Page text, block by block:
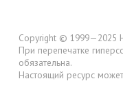
Copyright © 1999—2025
При перепечатке
обязательна.
Настоящий ресурс